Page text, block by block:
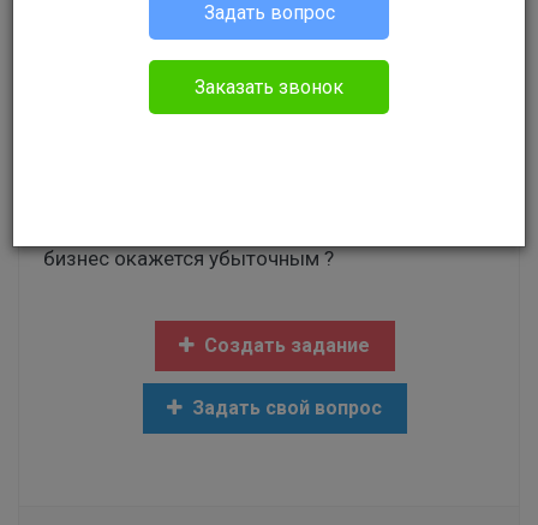
Я хочу начать малый бизнес, ИП или ООО, для
бизнес окажется убыточным ?
Создать задание
Задать свой вопрос
Задать вопрос
Заказать звонок